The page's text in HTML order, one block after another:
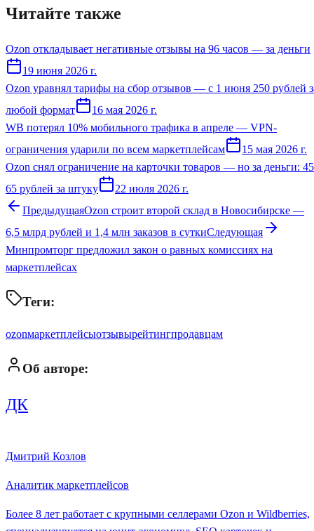
Читайте также
Ozon откладывает негативные отзывы на 96 часов — за деньги
19 июня 2026 г.
Ozon уравнял тарифы на сбор отзывов — с 1 июня 250 рублей
любой формат
16 мая 2026 г.
WB потерял 10% мобильного трафика в апреле — VPN-
ограничения ударили по всем маркетплейсам
15 мая 2026 г.
Ozon снял ограничение на карточки товаров — но за деньги:
65 рублей за штуку
22 июля 2026 г.
ПредыдущаяOzon строит второй склад в Новосибирске —
6,5 млрд рублей и 1,4 млн заказов в суткиСледующая
Минпромторг предложил закон о равных комиссиях на
маркетплейсах
Теги:
ozonмаркетплейсыотзывырейтингпродавцам
Об авторе:
ДК
Дмитрий Козлов
Аналитик маркетплейсов
Более 8 лет работает с крупными селлерами Ozon и Wildberries,